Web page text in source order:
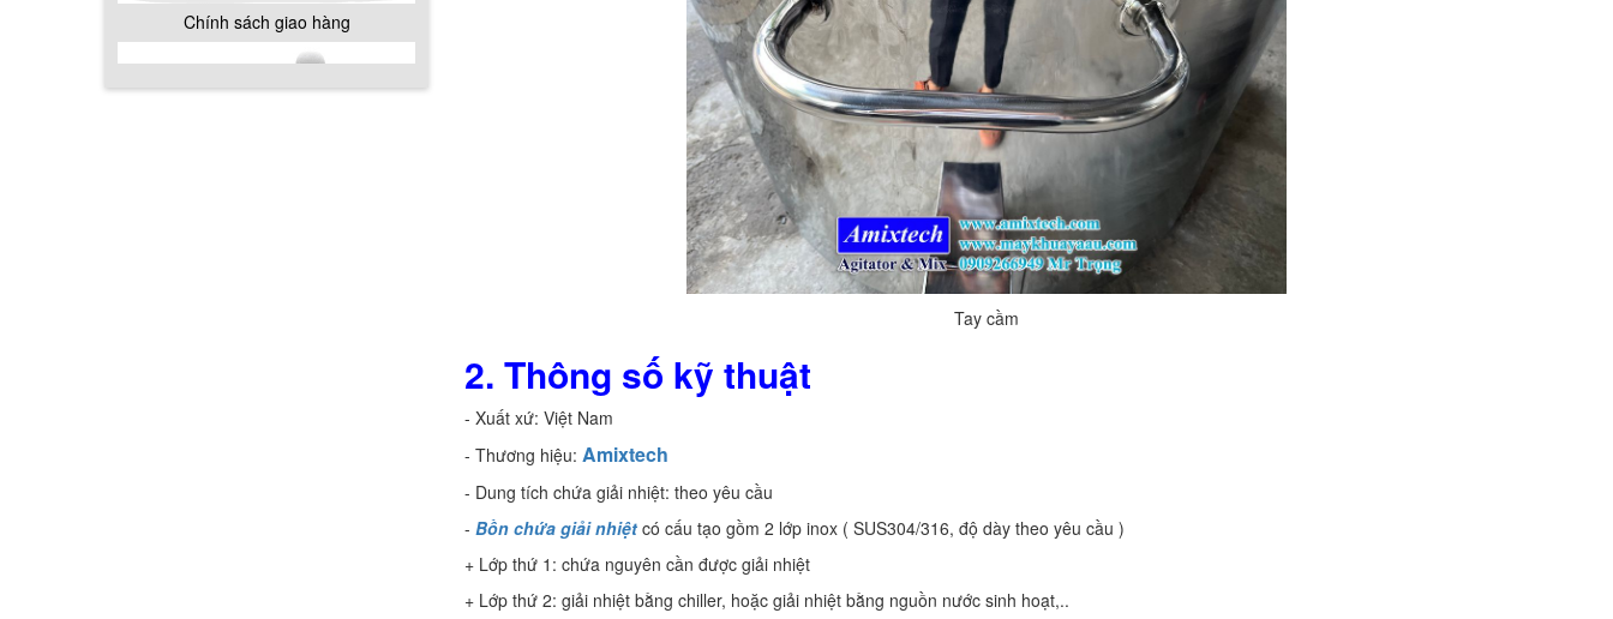
Chính sách giao hàng
Tay cầm
2. Thông số kỹ thuật
- Xuất xứ: Việt Nam
- Thương hiệu: Amixtech
- Dung tích chứa giải nhiệt: theo yêu cầu
- Bồn chứa giải nhiệt có cấu tạo gồm 2 lớp inox ( SUS304/316, độ dày theo yêu cầu )
+ Lớp thứ 1: chứa nguyên cần được giải nhiệt
+ Lớp thứ 2: giải nhiệt bằng chiller, hoặc giải nhiệt bằng nguồn nước sinh hoạt,..